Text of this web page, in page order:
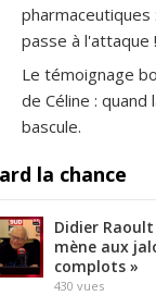
pharmaceutiques
passe à l'attaque !
Le témoignage
de Céline : quand
bascule.
la chance
Didier
mène aux
complots »
430 vues